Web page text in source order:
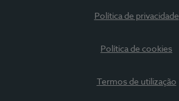
Política de privacidade
Política de cookies
Termos de utilização